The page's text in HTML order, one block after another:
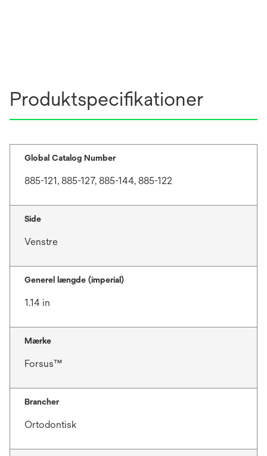
Produktspecifikationer
Global Catalog Number
885-121, 885-127, 885-144, 885-122
Side
Venstre
Generel længde (imperial)
1.14 in
Mærke
Forsus™
Brancher
Ortodontisk